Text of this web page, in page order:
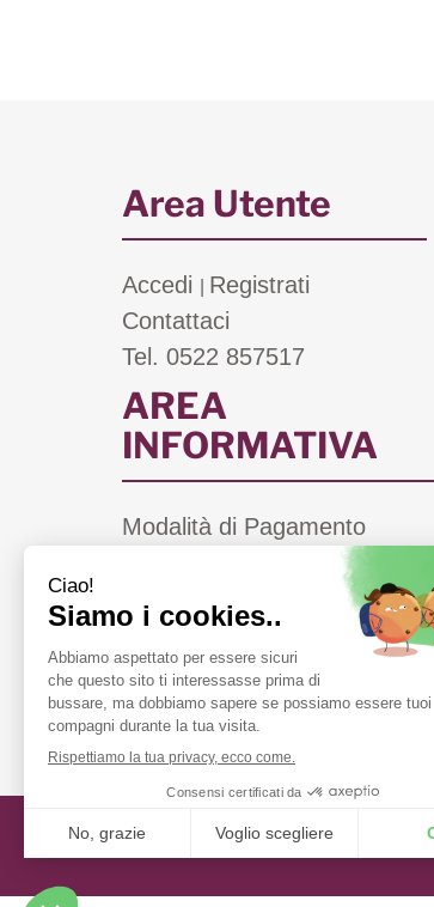
Area Utente
Accedi
Registrati
Contattaci
Tel. 0522 857517
AREA
INFORMATIVA
Modalità di Pagamento
Cookie Policy
Condizioni di Vendita
Farmacie di Turno a
Farmacia Fiorentini snc di